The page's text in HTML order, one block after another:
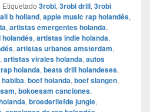
Etiquetado 3robi, 3robi drill, 3robi
ali b holland, apple music rap holandés,
, artistas emergentes holanda,
holandés, artistas indie holanda,
, artistas urbanos amsterdam,
, artistas virales holanda, autos
holanda, beats drill holandeses,
, boef holanda, boef slangen,
, bokoesam canciones,
, broederliefde jungle,